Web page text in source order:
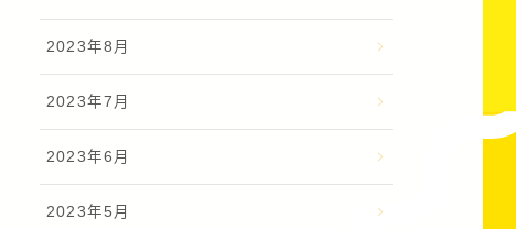
2023年8月
2023年7月
2023年6月
2023年5月